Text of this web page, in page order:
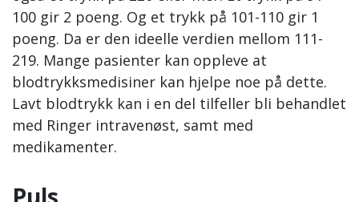
100 gir 2 poeng. Og et trykk på 101-110 gir 1
poeng. Da er den ideelle verdien mellom 111-
219. Mange pasienter kan oppleve at
blodtrykksmedisiner kan hjelpe noe på dette.
Lavt blodtrykk kan i en del tilfeller bli behandlet
med Ringer intravenøst, samt med
medikamenter.